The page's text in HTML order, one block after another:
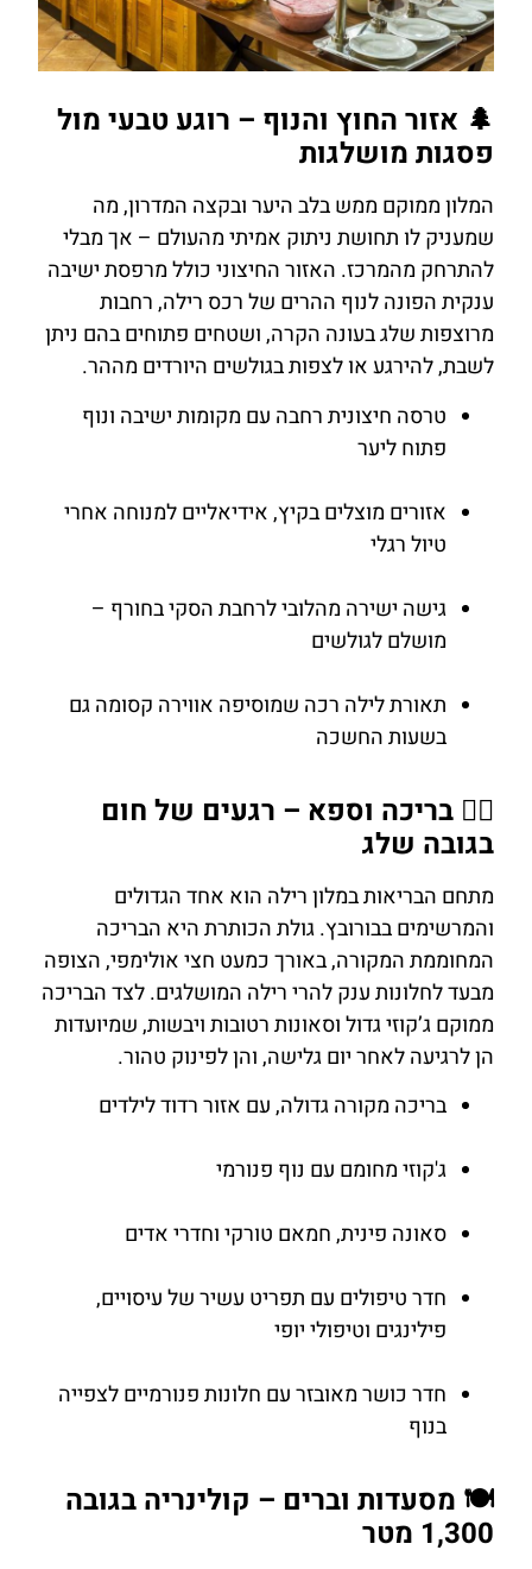
להזמנת
חדר במלון
לחצו
כאן
🌲 אזור החוץ והנוף – רוגע טבעי מול
פסגות מושלגות
המלון ממוקם ממש בלב היער ובקצה המדרון, מה
שמעניק לו תחושת ניתוק אמיתי מהעולם – אך מבלי
להתרחק מהמרכז. האזור החיצוני כולל מרפסת ישיבה
ענקית הפונה לנוף ההרים של רכס רילה, רחבות
מרוצפות שלג בעונה הקרה, ושטחים פתוחים בהם ניתן
לשבת, להירגע או לצפות בגולשים היורדים מההר.
טרסה חיצונית רחבה עם מקומות ישיבה ונוף
פתוח ליער
אזורים מוצלים בקיץ, אידיאליים למנוחה אחרי
טיול רגלי
גישה ישירה מהלובי לרחבת הסקי בחורף –
מושלם לגולשים
תאורת לילה רכה שמוסיפה אווירה קסומה גם
בשעות החשכה
🏊‍♂️ בריכה וספא – רגעים של חום
בגובה שלג
מתחם הבריאות במלון רילה הוא אחד הגדולים
והמרשימים בבורובץ. גולת הכותרת היא הבריכה
המחוממת המקורה, באורך כמעט חצי אולימפי, הצופה
מבעד לחלונות ענק להרי רילה המושלגים. לצד הבריכה
ממוקם ג’קוזי גדול וסאונות רטובות ויבשות, שמיועדות
הן לרגיעה לאחר יום גלישה, והן לפינוק טהור.
בריכה מקורה גדולה, עם אזור רדוד לילדים
ג'קוזי מחומם עם נוף פנורמי
סאונה פינית, חמאם טורקי וחדרי אדים
חדר טיפולים עם תפריט עשיר של עיסויים,
פילינגים וטיפולי יופי
חדר כושר מאובזר עם חלונות פנורמיים לצפייה
בנוף
🍽 מסעדות וברים – קולינריה בגובה
1,300 מטר